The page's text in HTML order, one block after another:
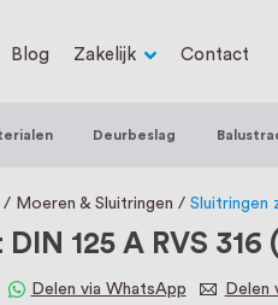
familiebedrijf met
waar we RVS op
bij ons
Blog Zakelijk Contact
Deurbeslag
Moeren & Sluitringen Sluitringen
125 A RVS 316
Delen via WhatsApp Delen